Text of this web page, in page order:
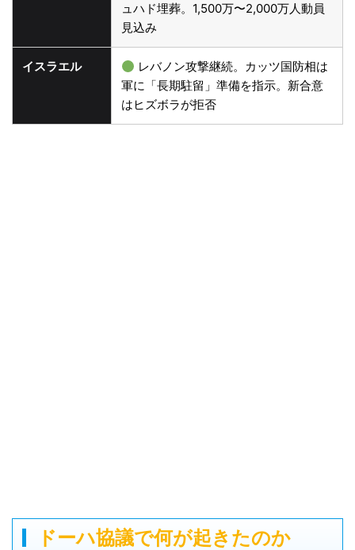
ュハド埋葬。1,500万〜2,000万人動員
見込み
イスラエル
レバノン攻撃継続。カッツ国防相は
軍に「長期駐留」準備を指示。新合意
はヒズボラが拒否
ドーハ協議で何が起きたのか